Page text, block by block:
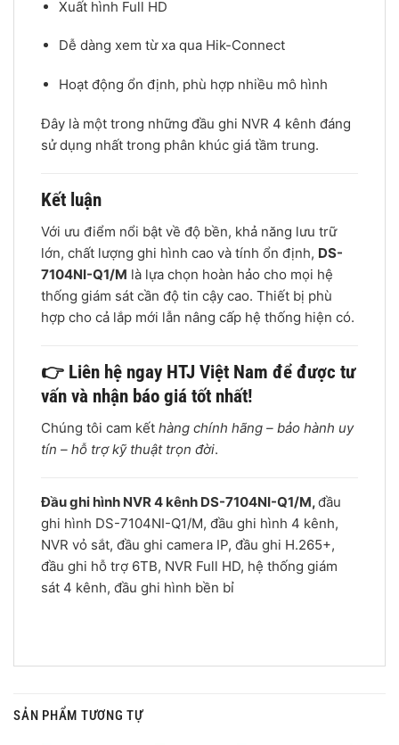
Xuất hình Full HD
Dễ dàng xem từ xa qua Hik-Connect
Hoạt động ổn định, phù hợp nhiều mô hình
Đây là một trong những đầu ghi NVR 4 kênh đáng
sử dụng nhất trong phân khúc giá tầm trung.
Kết luận
Với ưu điểm nổi bật về độ bền, khả năng lưu trữ
lớn, chất lượng ghi hình cao và tính ổn định, DS-
7104NI-Q1/M là lựa chọn hoàn hảo cho mọi hệ
thống giám sát cần độ tin cậy cao. Thiết bị phù
hợp cho cả lắp mới lẫn nâng cấp hệ thống hiện có.
👉 Liên hệ ngay HTJ Việt Nam để được tư
vấn và nhận báo giá tốt nhất!
Chúng tôi cam kết hàng chính hãng – bảo hành uy
tín – hỗ trợ kỹ thuật trọn đời.
Đầu ghi hình NVR 4 kênh DS-7104NI-Q1/M,đầu
ghi hình DS-7104NI-Q1/M, đầu ghi hình 4 kênh,
NVR vỏ sắt, đầu ghi camera IP, đầu ghi H.265+,
đầu ghi hỗ trợ 6TB, NVR Full HD, hệ thống giám
sát 4 kênh, đầu ghi hình bền bỉ
SẢN PHẨM TƯƠNG TỰ